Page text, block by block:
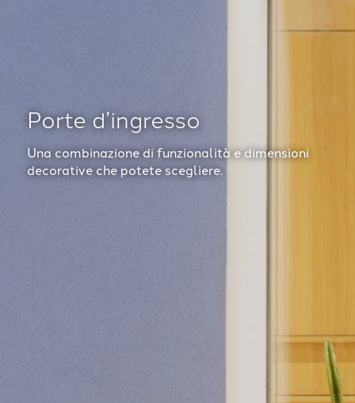
Porte d’ingresso
Una combinazione di funzionalità e dimensioni
decorative che potete scegliere.